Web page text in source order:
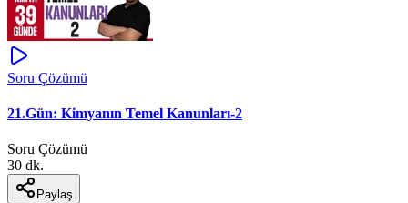
Soru Çözümü
21.Gün: Kimyanın Temel Kanunları-2
Soru Çözümü
30 dk.
Paylaş